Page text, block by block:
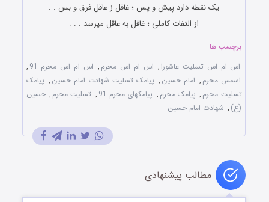
یک نقطه دارد پیش و پس ؛ غافل ز عاقل فرق و بس . .
از التفات کاملی ؛ غافل به عاقل میرسد . . .
برچسب ها
اس ام اس تسلیت عاشورا, اس ام اس محرم , اس ام اس محرم 91
,
اسمس محرم , امام حسین , پیامک تسلیت شهادت امام حسین , پیامک
تسلیت محرم , پیامک محرم , پیامکهای محرم 91 , تسلیت محرم , حسین
(ع) , شهادت امام حسین
مطالب پیشنهادی